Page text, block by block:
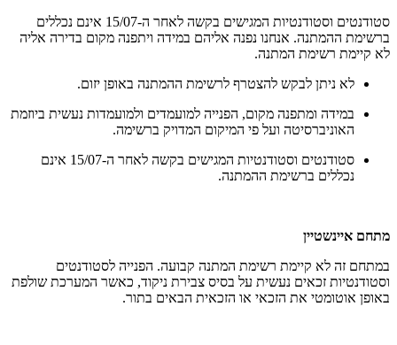
סטודנטים וסטודנטיות המגישים בקשה לאחר ה-15/07 אינם נכללים
ברשימת ההמתנה. אנחנו נפנה אליהם במידה ויתפנה מקום בדירה אליה
לא קיימת רשימת המתנה.
לא ניתן לבקש להצטרף לרשימת ההמתנה באופן יזום.
במידה ומתפנה מקום, הפנייה למועמדים ולמועמדות נעשית ביוזמת
האוניברסיטה ועל פי המיקום המדויק ברשימה.
סטודנטים וסטודנטיות המגישים בקשה לאחר ה-15/07 אינם
נכללים ברשימת ההמתנה.
מתחם איינשטיין
במתחם זה לא קיימת רשימת המתנה קבועה. הפנייה לסטודנטים
וסטודנטיות זכאים נעשית על בסיס צבירת ניקוד, כאשר המערכת שולפת
באופן אוטומטי את הזכאי או הזכאית הבאים בתור.